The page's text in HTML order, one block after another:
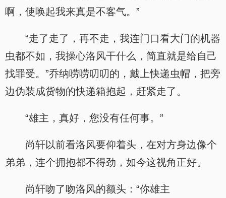
啊，使唤起我来真是不客气。”
“走了走了，再不走，我连门口看大门的机器
虫都不如，我操心洛风干什么，简直就是给自己
找罪受。”乔纳唠唠叨叨的，戴上快递虫帽，把旁
边伪装成货物的快递箱抱起，赶紧走了。
“雄主，真好，您没有任何事。”
尚轩以前看洛风要仰着头，在对方身边像个
弟弟，连个拥抱都不得劲，如今这视角正好。
尚轩吻了吻洛风的额头：“你雄主